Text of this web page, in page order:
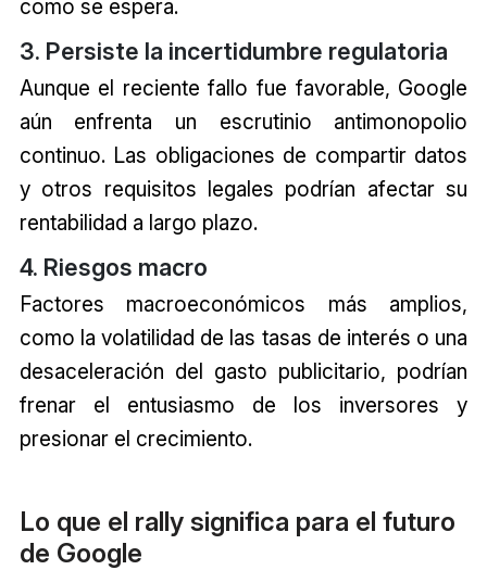
como se espera.
3. Persiste la incertidumbre regulatoria
Aunque el reciente fallo fue favorable, Google
aún enfrenta un escrutinio antimonopolio
continuo. Las obligaciones de compartir datos
y otros requisitos legales podrían afectar su
rentabilidad a largo plazo.
4. Riesgos macro
Factores macroeconómicos más amplios,
como la volatilidad de las tasas de interés o una
desaceleración del gasto publicitario, podrían
frenar el entusiasmo de los inversores y
presionar el crecimiento.
Lo que el rally significa para el futuro
de Google